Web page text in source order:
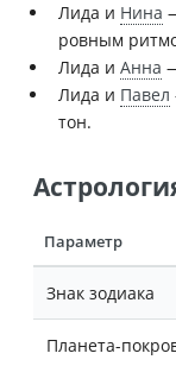
Лида и Нина
ровным
Лида и Анна
Лида и Павел
тон.
Параметр
Знак зодиака
Планета-